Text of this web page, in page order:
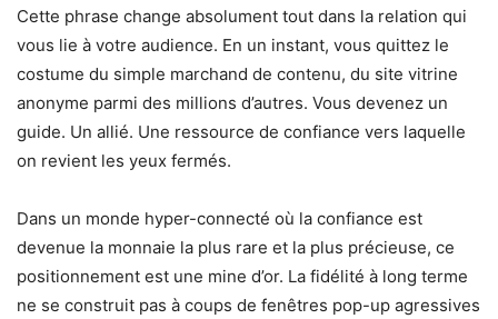
Cette phrase change absolument tout dans la relation qui
vous lie à votre audience. En un instant, vous quittez le
costume du simple marchand de contenu, du site vitrine
anonyme parmi des millions d’autres. Vous devenez un
guide. Un allié. Une ressource de confiance vers laquelle
on revient les yeux fermés.
Dans un monde hyper-connecté où la confiance est
devenue la monnaie la plus rare et la plus précieuse, ce
positionnement est une mine d’or. La fidélité à long terme
ne se construit pas à coups de fenêtres pop-up agressives